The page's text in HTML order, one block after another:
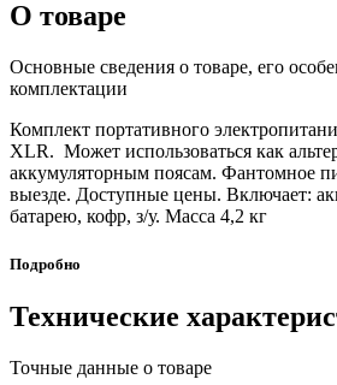
О товаре
Основные сведения о товаре, его
комплектации
Комплект портативного
XLR. Может использоваться как
аккумуляторным поясам. Фантомное
выезде. Доступные цены. Включает:
батарею, кофр, з/у. Масса 4,2 кг
Подробно
Технические
Точные данные о товаре